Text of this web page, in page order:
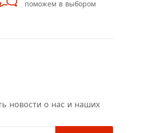
поможем в выбором
новости о нас и наших